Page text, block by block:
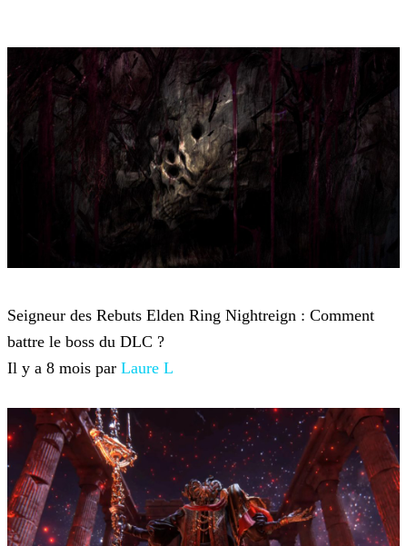
Seigneur des Rebuts Elden Ring Nightreign : Comment
battre le boss du DLC ?
Il y a 8 mois par Laure L